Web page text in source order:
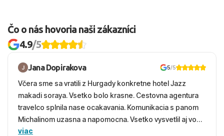
Čo o nás hovoria naši zákazníci
4.9/5
Jana Dopirakova 5/5
Včera sme sa vratili z Hurgady konkretne hotel Jazz
makadi soraya. Vsetko bolo krasne. Cestovna agentura
travelco splnila nase ocakavania. Komunikacia s panom
Michalinom uzasna a napomocna. Vsetko vysvetlil aj vo
vecernych hodinach zaco sa ospravedlnujem. Hotel
viac